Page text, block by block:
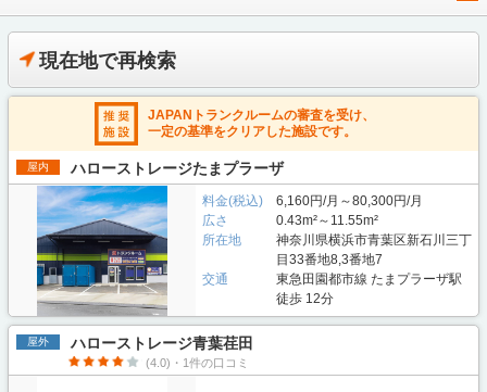
現在地で再検索
JAPANトランクルームの審査を受け、
一定の基準をクリアした施設です。
屋内 ハローストレージたまプラーザ
料金(税込)
6,160円/月～80,300円/月
広さ
0.43m²～11.55m²
所在地
神奈川県横浜市青葉区新石川三丁
目33番地8,3番地7
交通
東急田園都市線 たまプラーザ駅
徒歩 12分
屋外 ハローストレージ青葉荏田
(4.0)・1件の口コミ